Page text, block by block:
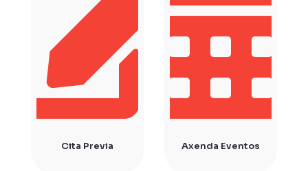
Cita Previa Axenda Eventos